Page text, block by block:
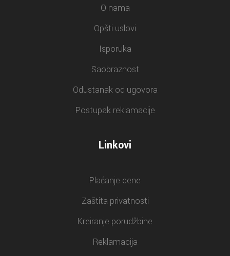
O nama
Opšti uslovi
Isporuka
Saobraznost
Odustanak od ugovora
Postupak reklamacije
Linkovi
Plaćanje cene
Zaštita privatnosti
Kreiranje porudžbine
Reklamacija